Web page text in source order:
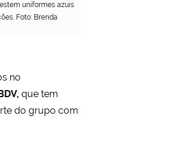
uniformes azuis
Foto: Brenda
no
que tem
do grupo com